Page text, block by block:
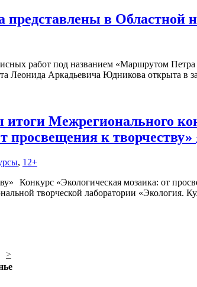
в Областной
работ под названием «Маршрутом Петра
Леонида Аркадьевича Юдникова открыта в
итоги Межрегионального
просвещения к творчеству»
, 12+
Конкурс «Экологическая мозаика: от
творческой лаборатории «Экология.
>